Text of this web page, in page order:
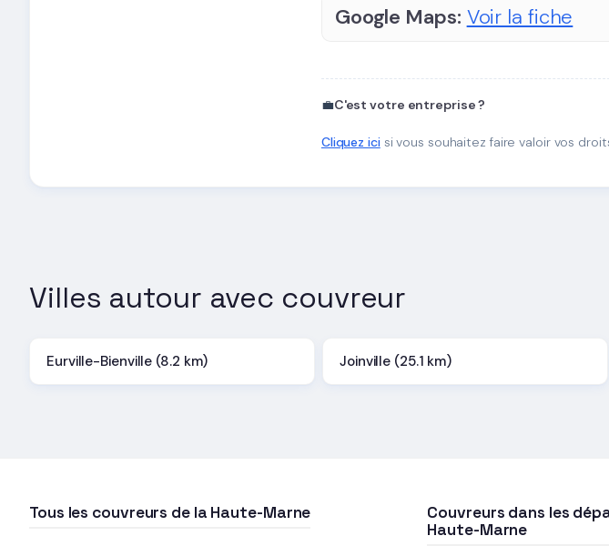
Google Maps: Voir la fiche
💼C'est votre entreprise ?
Cliquez icisi vous souhaitez faire valoir vos
Villes autour avec couvreur
Eurville-Bienville (8.2 km) Joinville (25.1 km)
Tous les couvreurs de la Haute-Marne
Couvreurs dans les
Haute-Marne